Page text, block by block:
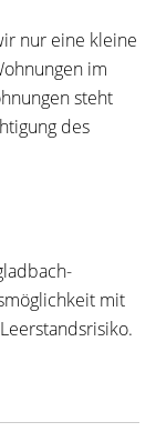
nur eine kleine
im
steht
des
mit